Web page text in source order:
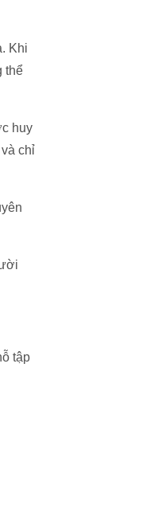
Khi
thể
huy
chỉ
tập